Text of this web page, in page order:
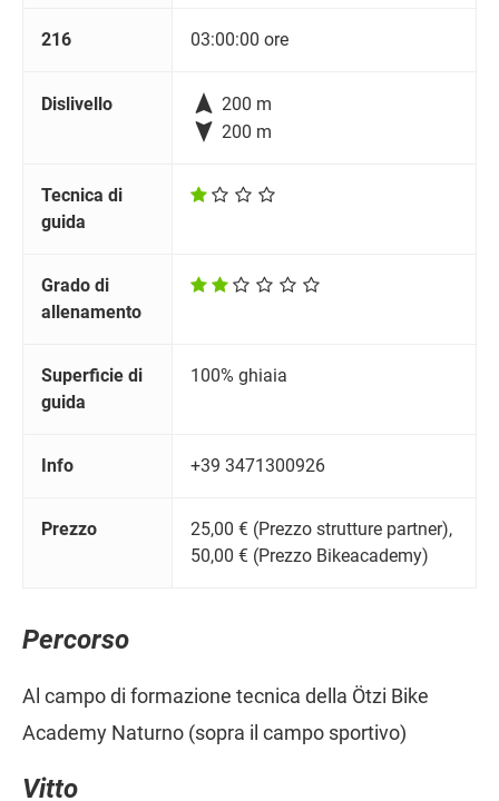
216 03:00:00 ore
Dislivello  200 m
 200 m
Tecnica di
guida
Grado di
allenamento
Superficie di
guida
100% ghiaia
Info +39 3471300926
Prezzo
25,00 € (Prezzo strutture partner),
50,00 € (Prezzo Bikeacademy)
Percorso
Al campo di formazione tecnica della Ötzi Bike
Academy Naturno (sopra il campo sportivo)
Vitto